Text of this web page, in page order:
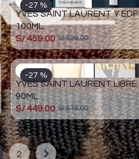
-27 %
YVES SAINT LAURENT Y
100ML
S/ 459.00 S/ 629.00
-27 %
YVES SAINT LAURENT LIBRE
90ML
S/ 449.00 S/ 619.00
2